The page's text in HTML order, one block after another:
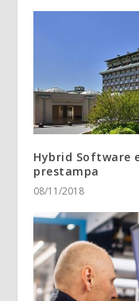
Hybrid Software
prestampa
08/11/2018